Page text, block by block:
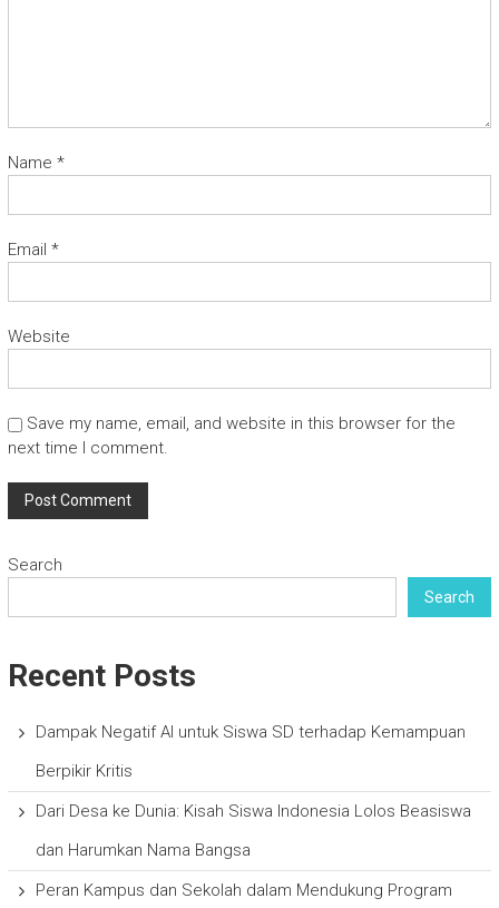
Name *
Email *
Website
Save my name, email, and website in this browser for the
next time I comment.
Search
Search
Recent Posts
Dampak Negatif AI untuk Siswa SD terhadap Kemampuan
Berpikir Kritis
Dari Desa ke Dunia: Kisah Siswa Indonesia Lolos Beasiswa
dan Harumkan Nama Bangsa
Peran Kampus dan Sekolah dalam Mendukung Program